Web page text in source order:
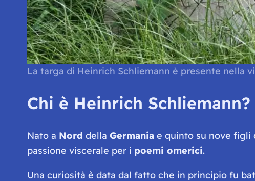
La targa di Heinrich Schliemann è presente nella
Chi è Heinrich Schliemann?
Nato a Nord della Germaniae quinto su nove figli
passione viscerale per i poemi omerici.
Una curiosità è data dal fatto che in principio fu